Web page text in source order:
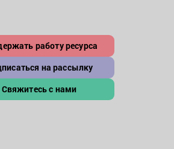
работу ресурса
на рассылку
Свяжитесь с нами